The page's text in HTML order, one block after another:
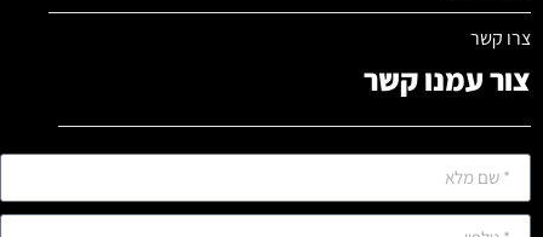
צרו קשר
צור עמנו קשר